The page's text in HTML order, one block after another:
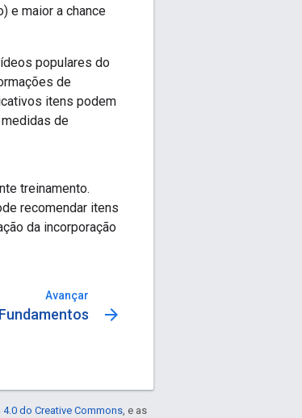
e maior a chance
populares do
de
itens podem
de
treinamento.
recomendar itens
da incorporação
Avançar
Fundamentos arrow_forward
do Creative Commons, e as